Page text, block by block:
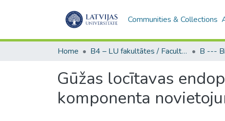
Communities & Collections
Home B4 – LU fakultātes / Faculties of the UL
Gūžas locītavas
komponenta